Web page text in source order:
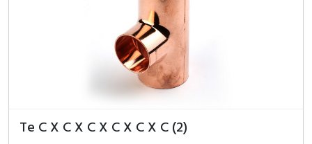
Te C X C X C X C X C X C (2)